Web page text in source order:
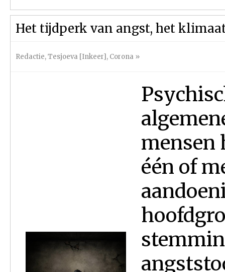
Het tijdperk van angst, het
Redactie,Tesjoeva [Inkeer], Corona »
mensen
één of